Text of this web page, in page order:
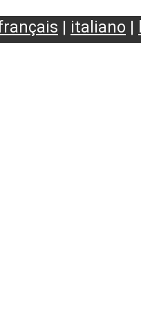
| italiano |